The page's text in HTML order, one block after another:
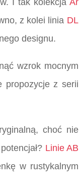
I tak kolekcja Ar
z kolei linia DL
designu.
wzrok mocnym
propozycje z serii
choć nie
Linie AB
w rustykalnym